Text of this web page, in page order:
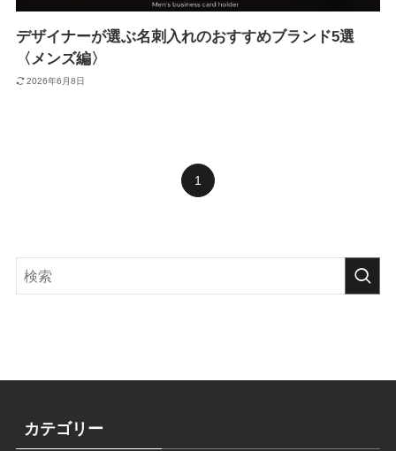
デザイナーが選ぶ名刺入れのおすすめブランド5選
〈メンズ編〉
2026年6月8日
1
カテゴリー